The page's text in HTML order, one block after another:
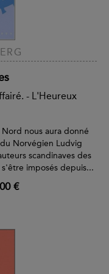
- L'Heureux
Nord nous aura donné
Norvégien Ludvig
scandinaves des
s'être imposés depuis...
€